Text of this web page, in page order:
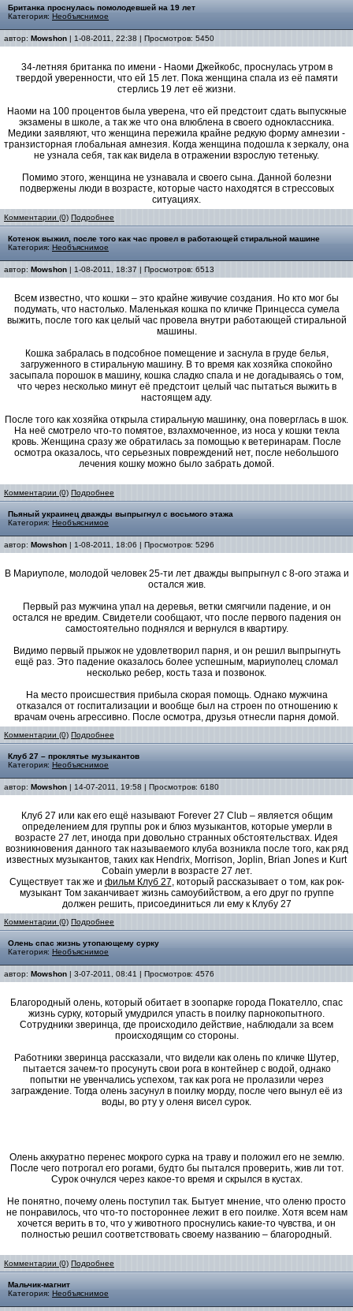
Британка проснулась помолодевшей на 19 лет
Категория: Необъяснимое
автор: Mowshon | 1-08-2011, 22:38 | Просмотров: 5450
34-летняя британка по имени - Наоми Джейкобс, проснулась утром в
твердой уверенности, что ей 15 лет. Пока женщина спала из её памяти
стерлись 19 лет её жизни.
Наоми на 100 процентов была уверена, что ей предстоит сдать выпускные
экзамены в школе, а так же что она влюблена в своего одноклассника.
Медики заявляют, что женщина пережила крайне редкую форму амнезии -
транзисторная глобальная амнезия. Когда женщина подошла к зеркалу, она
не узнала себя, так как видела в отражении взрослую тетеньку.
Помимо этого, женщина не узнавала и своего сына. Данной болезни
подвержены люди в возрасте, которые часто находятся в стрессовых
ситуациях.
Комментарии (0) Подробнее
Котенок выжил, после того как час провел в работающей стиральной машине
Категория: Необъяснимое
автор: Mowshon | 1-08-2011, 18:37 | Просмотров: 6513
Всем известно, что кошки – это крайне живучие создания. Но кто мог бы
подумать, что настолько. Маленькая кошка по кличке Принцесса сумела
выжить, после того как целый час провела внутри работающей стиральной
машины.
Кошка забралась в подсобное помещение и заснула в груде белья,
загруженного в стиральную машину. В то время как хозяйка спокойно
засыпала порошок в машину, кошка сладко спала и не догадываясь о том,
что через несколько минут её предстоит целый час пытаться выжить в
настоящем аду.
После того как хозяйка открыла стиральную машинку, она поверглась в шок.
На неё смотрело что-то помятое, взлахмоченное, из носа у кошки текла
кровь. Женщина сразу же обратилась за помощью к ветеринарам. После
осмотра оказалось, что серьезных повреждений нет, после небольшого
лечения кошку можно было забрать домой.
Комментарии (0) Подробнее
Пьяный украинец дважды выпрыгнул с восьмого этажа
Категория: Необъяснимое
автор: Mowshon | 1-08-2011, 18:06 | Просмотров: 5296
В Мариуполе, молодой человек 25-ти лет дважды выпрыгнул с 8-ого этажа и
остался жив.
Первый раз мужчина упал на деревья, ветки смягчили падение, и он
остался не вредим. Свидетели сообщают, что после первого падения он
самостоятельно поднялся и вернулся в квартиру.
Видимо первый прыжок не удовлетворил парня, и он решил выпрыгнуть
ещё раз. Это падение оказалось более успешным, мариуполец сломал
несколько ребер, кость таза и позвонок.
На место происшествия прибыла скорая помощь. Однако мужчина
отказался от госпитализации и вообще был на строен по отношению к
врачам очень агрессивно. После осмотра, друзья отнесли парня домой.
Комментарии (0) Подробнее
Клуб 27 – проклятье музыкантов
Категория: Необъяснимое
автор: Mowshon | 14-07-2011, 19:58 | Просмотров: 6180
Клуб 27 или как его ещё называют Forever 27 Club – является общим
определением для группы рок и блюз музыкантов, которые умерли в
возрасте 27 лет, иногда при довольно странных обстоятельствах. Идея
возникновения данного так называемого клуба возникла после того, как ряд
известных музыкантов, таких как Hendrix, Morrison, Joplin, Brian Jones и Kurt
Cobain умерли в возрасте 27 лет.
Существует так же и фильм Клуб 27, который рассказывает о том, как рок-
музыкант Том заканчивает жизнь самоубийством, а его друг по группе
должен решить, присоединиться ли ему к Клубу 27
Комментарии (0) Подробнее
Олень спас жизнь утопающему сурку
Категория: Необъяснимое
автор: Mowshon | 3-07-2011, 08:41 | Просмотров: 4576
Благородный олень, который обитает в зоопарке города Покателло, спас
жизнь сурку, который умудрился упасть в поилку парнокопытного.
Сотрудники зверинца, где происходило действие, наблюдали за всем
происходящим со стороны.
Работники зверинца рассказали, что видели как олень по кличке Шутер,
пытается зачем-то просунуть свои рога в контейнер с водой, однако
попытки не увенчались успехом, так как рога не пролазили через
заграждение. Тогда олень засунул в поилку морду, после чего вынул её из
воды, во рту у оленя висел сурок.
Олень аккуратно перенес мокрого сурка на траву и положил его не землю.
После чего потрогал его рогами, будто бы пытался проверить, жив ли тот.
Сурок очнулся через какое-то время и скрылся в кустах.
Не понятно, почему олень поступил так. Бытует мнение, что оленю просто
не понравилось, что что-то постороннее лежит в его поилке. Хотя всем нам
хочется верить в то, что у животного проснулись какие-то чувства, и он
полностью решил соответствовать своему названию – благородный.
Комментарии (0) Подробнее
Мальчик-магнит
Категория: Необъяснимое